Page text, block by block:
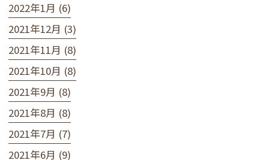
2022年1月 (6)
2021年12月 (3)
2021年11月 (8)
2021年10月 (8)
2021年9月 (8)
2021年8月 (8)
2021年7月 (7)
2021年6月 (9)